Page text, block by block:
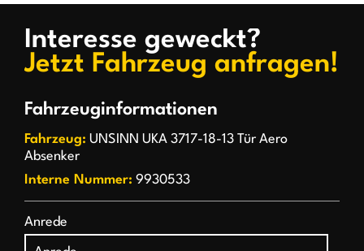
Interesse geweckt?
Jetzt Fahrzeug anfragen!
Fahrzeuginformationen
Fahrzeug: UNSINN UKA 3717-18-13 Tür Aero
Absenker
Interne Nummer: 9930533
Anrede